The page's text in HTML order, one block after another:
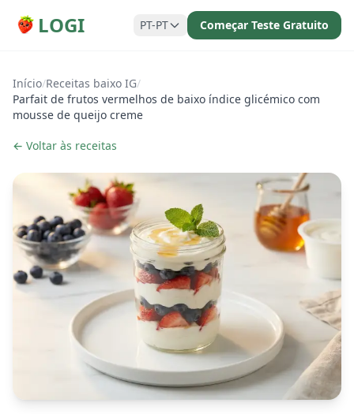
LOGI PT-PT Começar Teste Gratuito
Início/Receitas baixo IG/
Parfait de frutos vermelhos de baixo índice glicémico com
mousse de queijo creme
← Voltar às receitas